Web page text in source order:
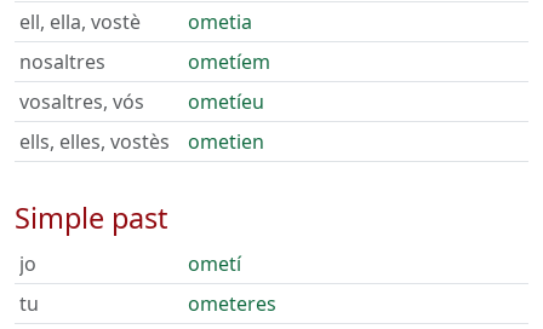
ell, ella, vostè
ometia
nosaltres
ometíem
vosaltres, vós
ometíeu
ells, elles, vostès
ometien
Simple past
jo
ometí
tu
ometeres